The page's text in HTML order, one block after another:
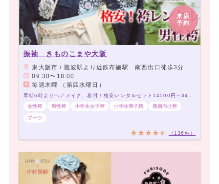
来店
予約
振袖 きものこまや大阪
東大阪市 / 難波駅より近鉄布施駅 南西出口徒歩3分 アーケード商店街角から2店目 当店前に駐車スペース有り
09:30〜18:00
毎週木曜 （第四水曜日）
女性袴
男性袴 小学生女子袴 小学生男子袴 教員向け袴
ブーツ
（136件）